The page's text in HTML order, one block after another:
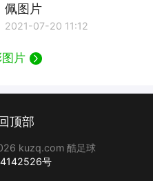
佩图片
2021-07-20 11:12
片
顶部
kuzq.com 酷足球
号